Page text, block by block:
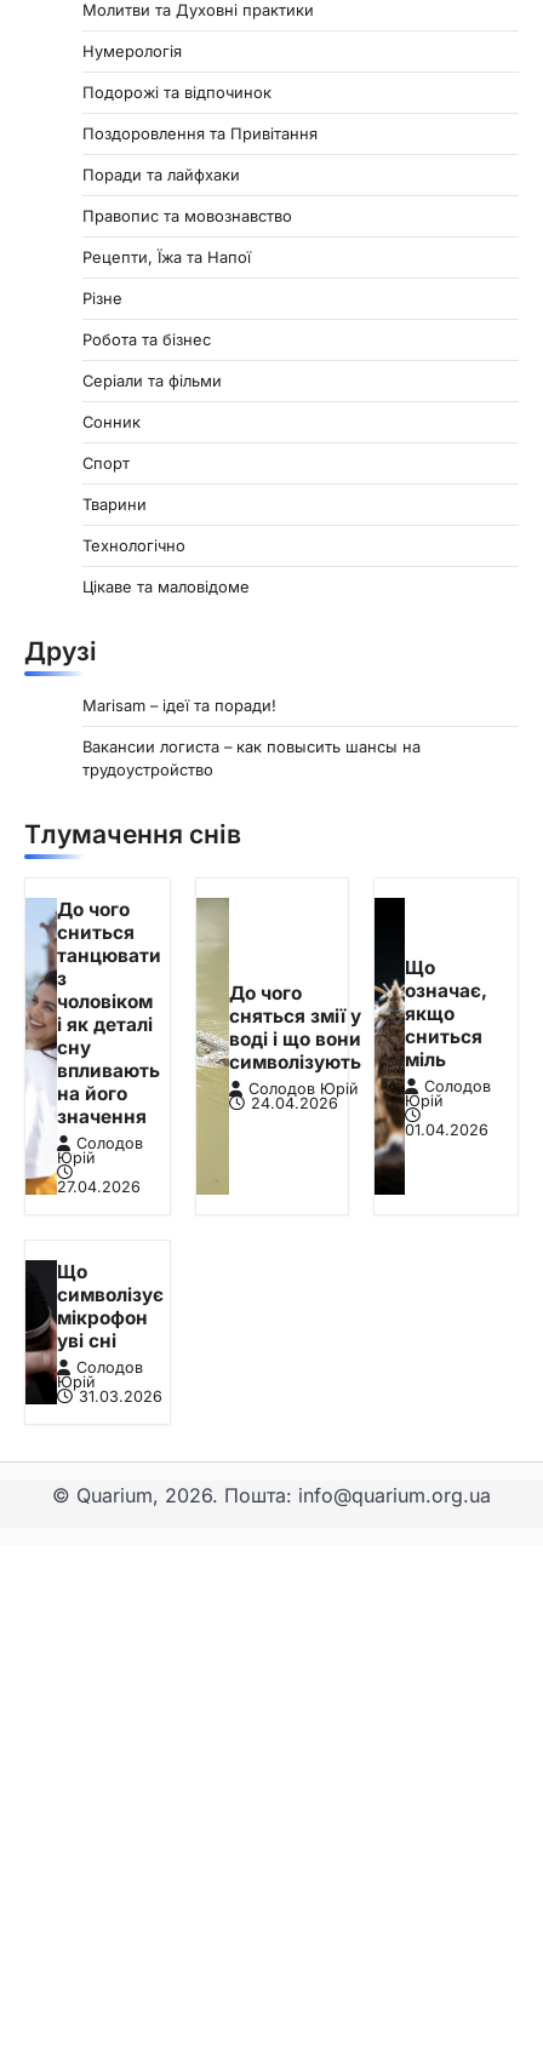
Молитви та Духовні практики
Нумерологія
Подорожі та відпочинок
Поздоровлення та Привітання
Поради та лайфхаки
Правопис та мовознавство
Рецепти, Їжа та Напої
Різне
Робота та бізнес
Серіали та фільми
Сонник
Спорт
Тварини
Технологічно
Цікаве та маловідоме
Друзі
Marisam – ідеї та поради!
Вакансии логиста – как повысить шансы на
трудоустройство
Тлумачення снів
До чого
сниться
танцювати
з
чоловіком
і як деталі
сну
впливають
на його
значення
Солодов
Юрій
27.04.2026
До чого
сняться змії у
воді і що вони
символізують
Солодов Юрій
24.04.2026
Що
означає,
якщо
сниться
міль
Солодов
Юрій
01.04.2026
Що
символізує
мікрофон
уві сні
Солодов
Юрій
31.03.2026
© Quarium, 2026. Пошта: info@quarium.org.ua